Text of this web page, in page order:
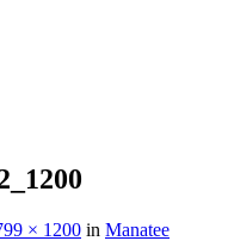
× 1200 in Manatee